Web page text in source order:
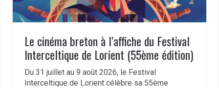
Le cinéma breton à l’affiche du Festival
Interceltique de Lorient (55ème édition)
Du 31 juillet au 9 août 2026, le Festival
Interceltique de Lorient célèbre sa 55ème